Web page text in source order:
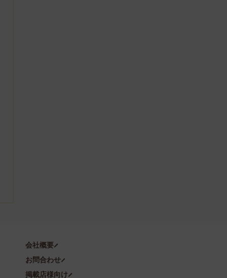
会社概要
お問合わせ
掲載店様向け